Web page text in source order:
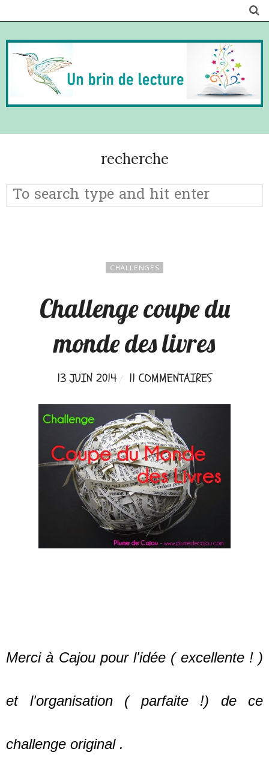
recherche
CHALLENGES
Challenge coupe du
monde des livres
13 JUIN 2014 11 COMMENTAIRES
Merci à Cajou pour l'idée ( excellente ! )
et l'organisation ( parfaite !) de ce
challenge original .